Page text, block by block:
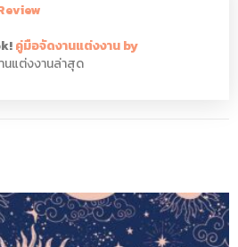
คู่มือจัดงานแต่งงาน by
นแต่งงานล่าสุด